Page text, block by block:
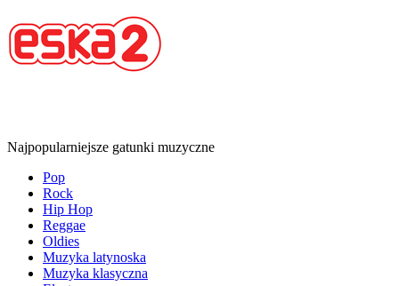
Najpopularniejsze gatunki muzyczne
Pop
Rock
Hip Hop
Reggae
Oldies
Muzyka latynoska
Muzyka klasyczna